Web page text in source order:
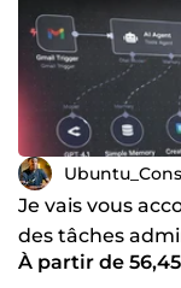
Je vais vous
des tâches
l'IA
À partir de